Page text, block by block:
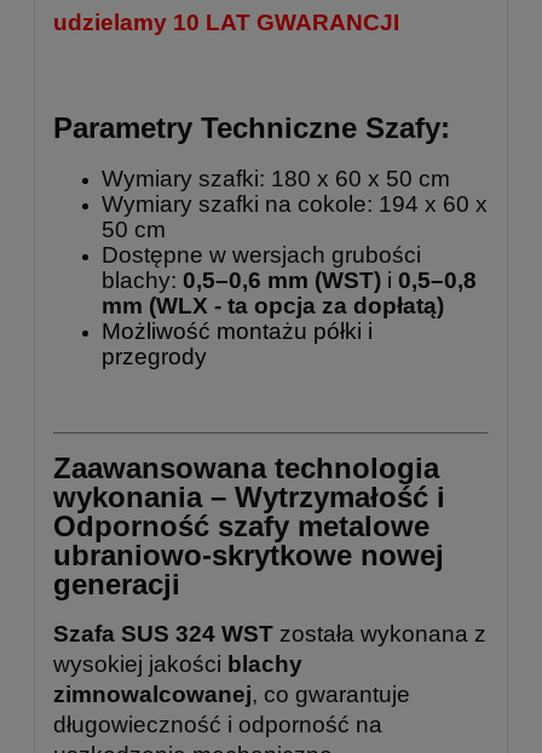
udzielamy 10 LAT GWARANCJI
Parametry Techniczne Szafy:
Wymiary szafki: 180 x 60 x 50 cm
Wymiary szafki na cokole: 194 x 60 x
50 cm
Dostępne w wersjach grubości
blachy: 0,5–0,6 mm (WST) i 0,5–0,8
mm (WLX - ta opcja za dopłatą)
Możliwość montażu półki i
przegrody
Zaawansowana technologia
wykonania – Wytrzymałość i
Odporność szafy metalowe
ubraniowo-skrytkowe nowej
generacji
Szafa SUS 324 WST została wykonana z
wysokiej jakości blachy
zimnowalcowanej, co gwarantuje
długowieczność i odporność na